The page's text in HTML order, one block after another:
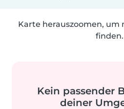
Karte herauszoomen, um
finden.
Kein passender
deiner